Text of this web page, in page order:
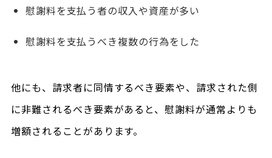
慰謝料を支払う者の収入や資産が多い
慰謝料を支払うべき複数の行為をした
他にも、請求者に同情するべき要素や、請求された側
に非難されるべき要素があると、慰謝料が通常よりも
増額されることがあります。